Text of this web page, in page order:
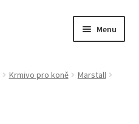
Menu
Krmivo pro koně
Marstall